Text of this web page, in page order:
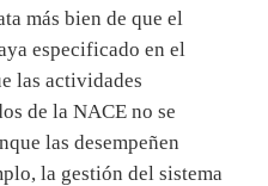
más bien de que el
especificado en el
las actividades
de la NACE no se
las desempeñen
la gestión del sistema